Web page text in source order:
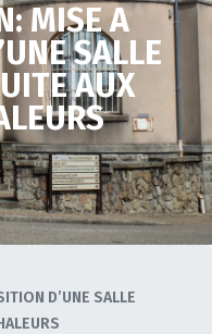
MISE A
SALLE
AUX
D’UNE SALLE